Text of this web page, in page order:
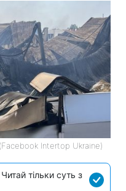
Intertop Ukraine)
тільки суть з